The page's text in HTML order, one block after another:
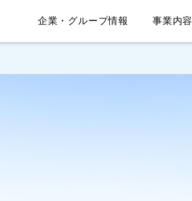
企業・グループ情報 事業内容